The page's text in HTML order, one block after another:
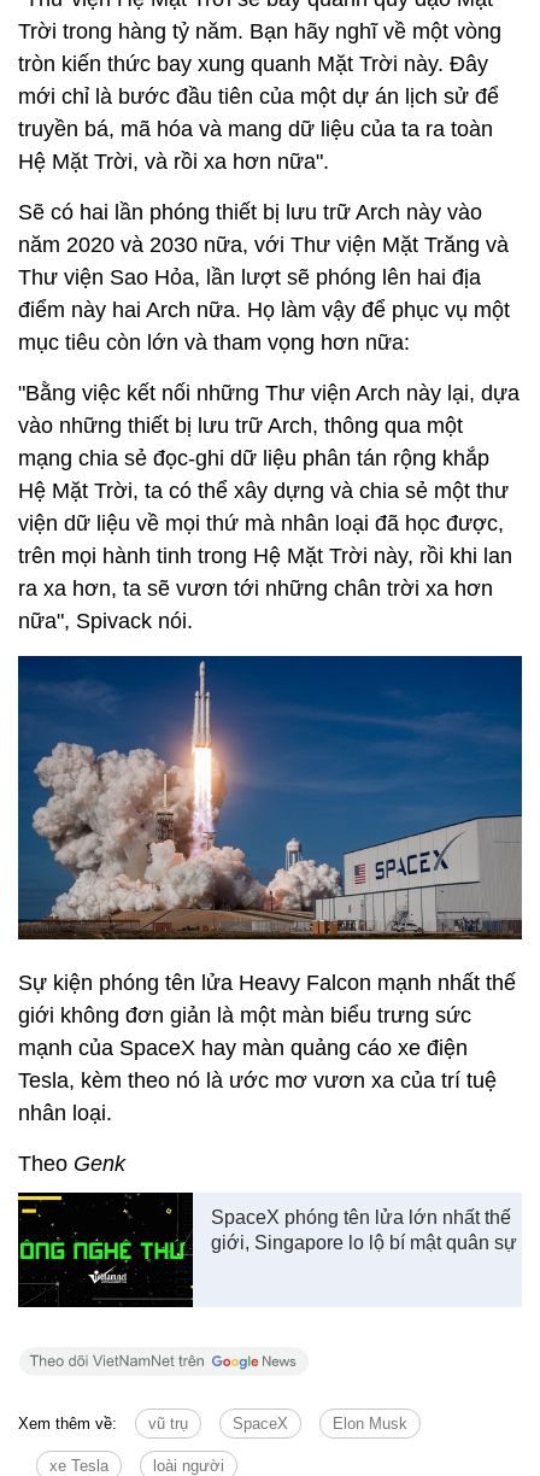
Trời trong hàng tỷ năm. Bạn hãy nghĩ về một vòng
tròn kiến thức bay xung quanh Mặt Trời này. Đây
mới chỉ là bước đầu tiên của một dự án lịch sử để
truyền bá, mã hóa và mang dữ liệu của ta ra toàn
Hệ Mặt Trời, và rồi xa hơn nữa".
Sẽ có hai lần phóng thiết bị lưu trữ Arch này vào
năm 2020 và 2030 nữa, với Thư viện Mặt Trăng và
Thư viện Sao Hỏa, lần lượt sẽ phóng lên hai địa
điểm này hai Arch nữa. Họ làm vậy để phục vụ một
mục tiêu còn lớn và tham vọng hơn nữa:
"Bằng việc kết nối những Thư viện Arch này lại, dựa
vào những thiết bị lưu trữ Arch, thông qua một
mạng chia sẻ đọc-ghi dữ liệu phân tán rộng khắp
Hệ Mặt Trời, ta có thể xây dựng và chia sẻ một thư
viện dữ liệu về mọi thứ mà nhân loại đã học được,
trên mọi hành tinh trong Hệ Mặt Trời này, rồi khi lan
ra xa hơn, ta sẽ vươn tới những chân trời xa hơn
nữa", Spivack nói.
Sự kiện phóng tên lửa Heavy Falcon mạnh nhất thế
giới không đơn giản là một màn biểu trưng sức
mạnh của SpaceX hay màn quảng cáo xe điện
Tesla, kèm theo nó là ước mơ vươn xa của trí tuệ
nhân loại.
Theo Genk
SpaceX phóng tên lửa lớn nhất thế
giới, Singapore lo lộ bí mật quân sự
Xem thêm về: vũ trụ SpaceX Elon Musk
xe Tesla loài người